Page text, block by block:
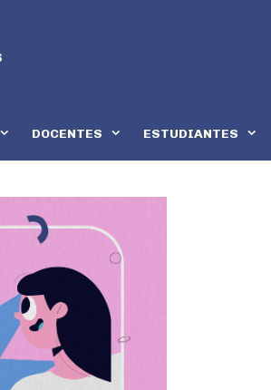
DOCENTES ESTUDIANTES